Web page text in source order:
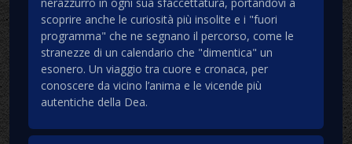
scoprire anche le curiosità più insolite e i "fuori
programma" che ne segnano il percorso, come le
stranezze di un calendario che "dimentica" un
esonero. Un viaggio tra cuore e cronaca, per
conoscere da vicino l’anima e le vicende più
autentiche della Dea.